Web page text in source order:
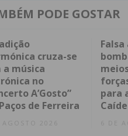
PODE GOSTAR
cruza-se
a música
no
A’Gosto”
de Ferreira
AGOSTO 2026
para
Caíde
6 DE